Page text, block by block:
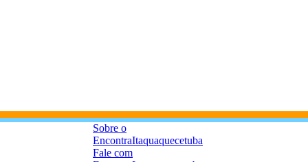
Sobre o
EncontraItaquaquecetuba
Fale com